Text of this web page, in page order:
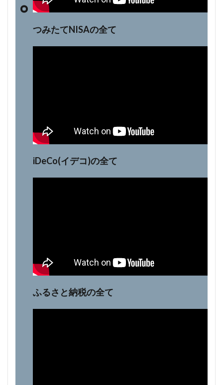
つみたてNISAの全て
iDeCo(イデコ)の全て
ふるさと納税の全て